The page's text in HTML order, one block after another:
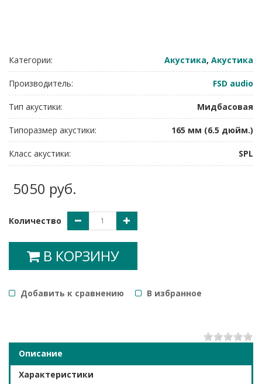
Категории: Акустика, Акустика
Производитель: FSD audio
Тип акустики: Мидбасовая
Типоразмер акустики: 165 мм (6.5 дюйм.)
Класс акустики: SPL
5050 руб.
Количество
В КОРЗИНУ
Добавить к сравнению B избранное
1 2 3 4 5
Описание
Характеристики